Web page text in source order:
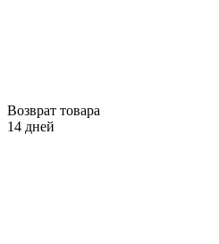
Возврат товара
14 дней